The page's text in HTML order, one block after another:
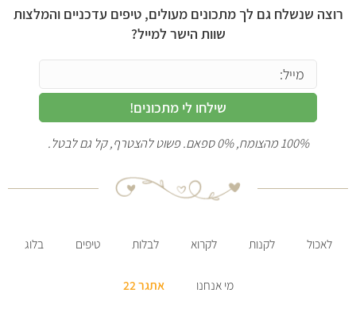
רוצה שנשלח גם לך מתכונים מעולים, טיפים עדכניים והמלצות
שוות הישר למייל?
שילחו לי מתכונים!
100% מהצומח, 0% ספאם. פשוט להצטרף, קל גם לבטל.
לאכול לקנות לקרוא לבלות טיפים בלוג
מי אנחנו אתגר 22